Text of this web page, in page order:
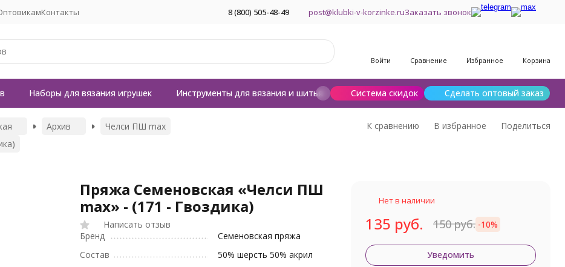
Контакты 8 (800) 505-48-49 post@klubki-v-korzinke.ruЗаказать звонок
Войти Сравнение Избранное Корзина
Система скидок Сделать оптовый заказ
Наборы для вязания игрушек Инструменты для вязания и шитья Шерсть для валяния
Архив
Челси ПШ max
К сравнению В избранное Поделиться
Пряжа Семеновская «Челси ПШ
max» - (171 - Гвоздика)
Написать отзыв
Бренд
Семеновская пряжа
Состав
50% шерсть 50% акрил
Нет в наличии
135 руб. 150 руб. -10%
Уведомить